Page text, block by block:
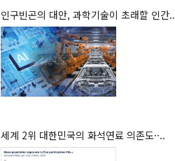
인구빈곤의 대안, 과학기술이 초래할 인간..
세계 2위 대한민국의 화석연료 의존도··..